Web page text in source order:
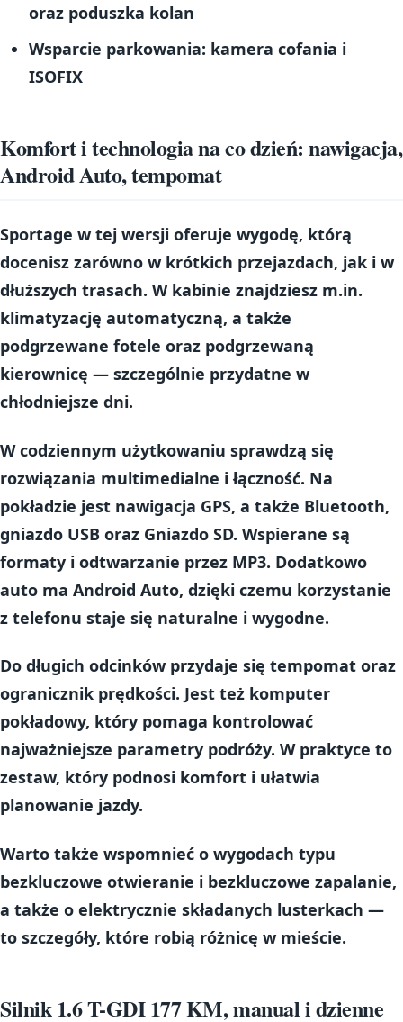
oraz poduszka kolan
Wsparcie parkowania: kamera cofania i
ISOFIX
Komfort i technologia na co dzień: nawigacja,
Android Auto, tempomat
Sportage w tej wersji oferuje wygodę, którą
docenisz zarówno w krótkich przejazdach, jak i w
dłuższych trasach. W kabinie znajdziesz m.in.
klimatyzację automatyczną, a także
podgrzewane fotele oraz podgrzewaną
kierownicę — szczególnie przydatne w
chłodniejsze dni.
W codziennym użytkowaniu sprawdzą się
rozwiązania multimedialne i łączność. Na
pokładzie jest nawigacja GPS, a także Bluetooth,
gniazdo USB oraz Gniazdo SD. Wspierane są
formaty i odtwarzanie przez MP3. Dodatkowo
auto ma Android Auto, dzięki czemu korzystanie
z telefonu staje się naturalne i wygodne.
Do długich odcinków przydaje się tempomat oraz
ogranicznik prędkości. Jest też komputer
pokładowy, który pomaga kontrolować
najważniejsze parametry podróży. W praktyce to
zestaw, który podnosi komfort i ułatwia
planowanie jazdy.
Warto także wspomnieć o wygodach typu
bezkluczowe otwieranie i bezkluczowe zapalanie,
a także o elektrycznie składanych lusterkach —
to szczegóły, które robią różnicę w mieście.
Silnik 1.6 T-GDI 177 KM, manual i dzienne